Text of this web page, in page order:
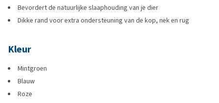
Bevordert de natuurlijke slaaphouding van je dier
Dikke rand voor extra ondersteuning van de kop, nek en rug
Kleur
Mintgroen
Blauw
Roze